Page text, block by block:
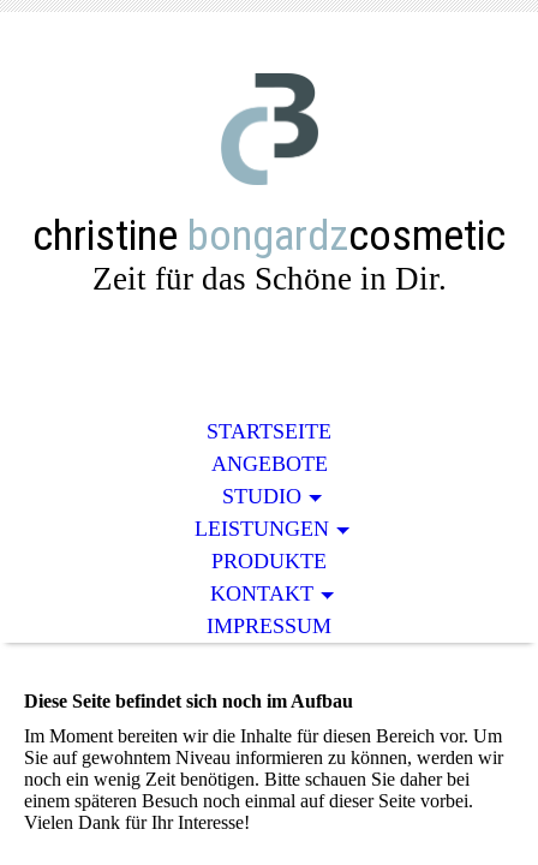
christine bongardzcosmetic
Zeit für das Schöne in Dir.
STARTSEITE
ANGEBOTE
STUDIO
LEISTUNGEN
PRODUKTE
KONTAKT
IMPRESSUM
Diese Seite befindet sich noch im Aufbau
Im Moment bereiten wir die Inhalte für diesen Bereich vor. Um
Sie auf gewohntem Niveau informieren zu können, werden wir
noch ein wenig Zeit benötigen. Bitte schauen Sie daher bei
einem späteren Besuch noch einmal auf dieser Seite vorbei.
Vielen Dank für Ihr Interesse!